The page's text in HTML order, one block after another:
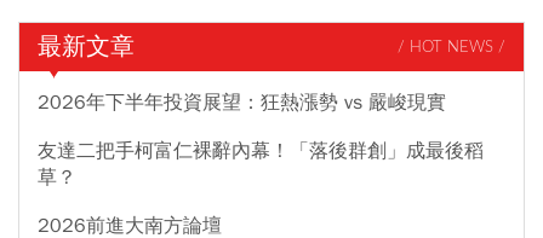
最新文章 / HOT NEWS /
2026年下半年投資展望：狂熱漲勢 vs 嚴峻現實
友達二把手柯富仁裸辭內幕！「落後群創」成最後稻
草？
2026前進大南方論壇